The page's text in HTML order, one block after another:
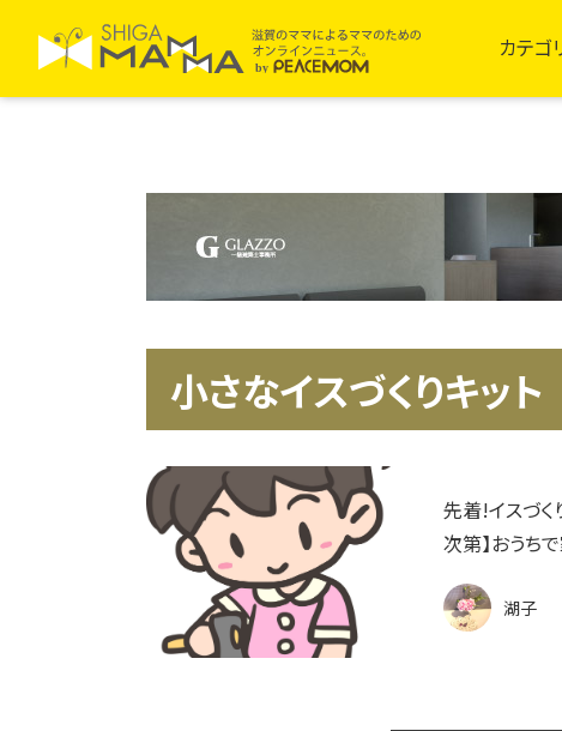
カテゴ
小さなイスづくりキッ
先着!イスづく
次第】おうち
湖子